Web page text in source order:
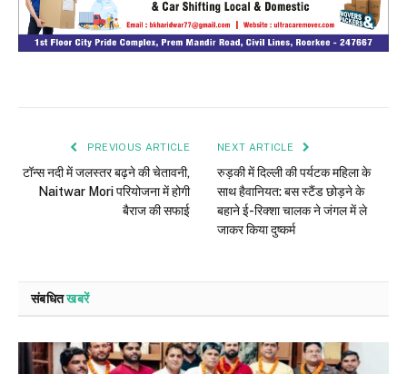
PREVIOUS ARTICLE
टॉन्स नदी में जलस्तर बढ़ने की चेतावनी,
Naitwar Mori परियोजना में होगी
बैराज की सफाई
NEXT ARTICLE
रुड़की में दिल्ली की पर्यटक महिला के
साथ हैवानियत: बस स्टैंड छोड़ने के
बहाने ई-रिक्शा चालक ने जंगल में ले
जाकर किया दुष्कर्म
संबधितखबरें